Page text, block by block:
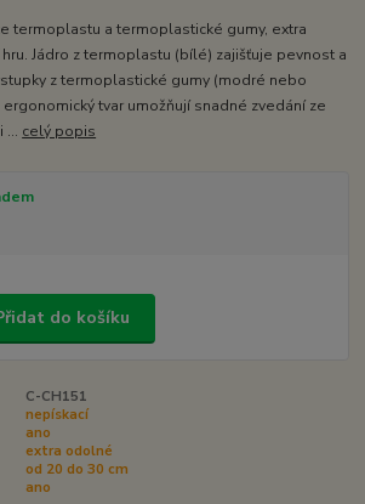
termoplastu a termoplastické gumy, extra
Jádro z termoplastu (bílé) zajišťuje pevnost a
z termoplastické gumy (modré nebo
tvar umožňují snadné zvedání ze
... celý popis
do košíku
C-CH151
nepískací
ano
extra odolné
od 20 do 30 cm
ano